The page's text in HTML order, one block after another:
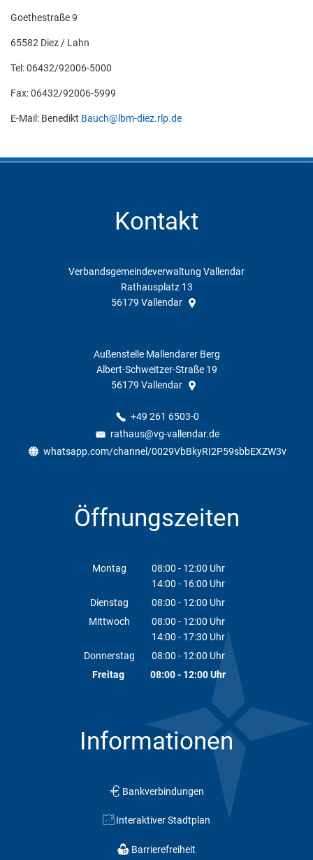
Goethestraße 9
65582 Diez / Lahn
Tel: 06432/92006-5000
Fax: 06432/92006-5999
E-Mail: Benedikt Bauch@lbm-diez.rlp.de
Kontakt
Verbandsgemeindeverwaltung Vallendar
Rathausplatz 13
56179 Vallendar
Außenstelle Mallendarer Berg
Albert-Schweitzer-Straße 19
56179 Vallendar
+49 261 6503-0
rathaus@vg-vallendar.de
whatsapp.com/channel/0029VbBkyRI2P59sbbEXZW3v
Öffnungszeiten
Montag 08:00 - 12:00 Uhr
Von 08:00 bis 12:00 Uhr
14:00 - 16:00 Uhr
Von 14:00 bis 16:00 Uhr
Dienstag 08:00 - 12:00 Uhr
Von 08:00 bis 12:00 Uhr
Mittwoch 08:00 - 12:00 Uhr
Von 08:00 bis 12:00 Uhr
14:00 - 17:30 Uhr
Von 14:00 bis 17:30 Uhr
Donnerstag 08:00 - 12:00 Uhr
Von 08:00 bis 12:00 Uhr
Freitag 08:00- 12:00Uhr
Von 08:00 bis 12:00 Uhr
Informationen
Bankverbindungen
Interaktiver Stadtplan
Barrierefreiheit